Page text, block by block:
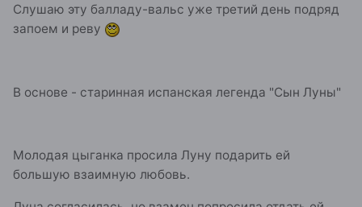
Слушаю эту балладу-вальс уже третий день подряд
запоем и реву
В основе - старинная испанская легенда "Сын Луны"
Молодая цыганка просила Луну подарить ей
большую взаимную любовь.